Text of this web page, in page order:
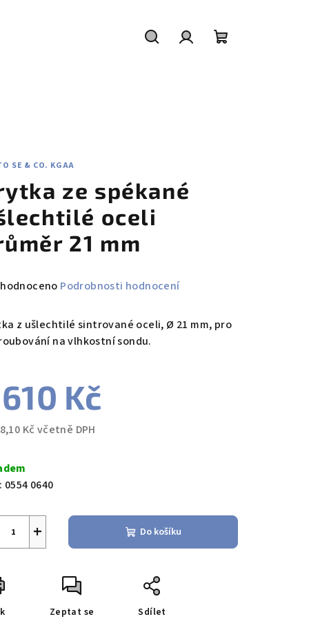
SE & CO. KGAA
ze spékané
oceli
21 mm
Podrobnosti hodnocení
z ušlechtilé sintrované oceli, Ø 21 mm, pro
na vlhkostní sondu.
Kč
Kč včetně DPH
0554 0640
+ Do košíku
Zeptat se Sdílet